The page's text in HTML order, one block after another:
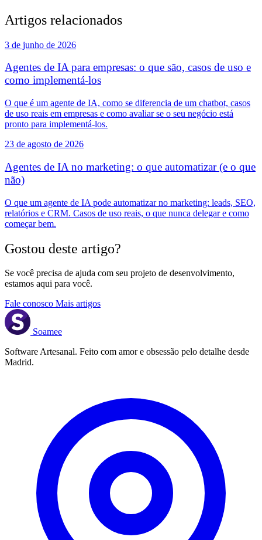
Artigos relacionados
3 de junho de 2026
Agentes de IA para empresas: o que são, casos de uso e
como implementá-los
O que é um agente de IA, como se diferencia de um chatbot, casos
de uso reais em empresas e como avaliar se o seu negócio está
pronto para implementá-los.
23 de agosto de 2026
Agentes de IA no marketing: o que automatizar (e o que
não)
O que um agente de IA pode automatizar no marketing: leads, SEO,
relatórios e CRM. Casos de uso reais, o que nunca delegar e como
começar bem.
Gostou deste artigo?
Se você precisa de ajuda com seu projeto de desenvolvimento,
estamos aqui para você.
Fale conosco Mais artigos
Soamee
Software Artesanal. Feito com amor e obsessão pelo detalhe desde
Madrid.